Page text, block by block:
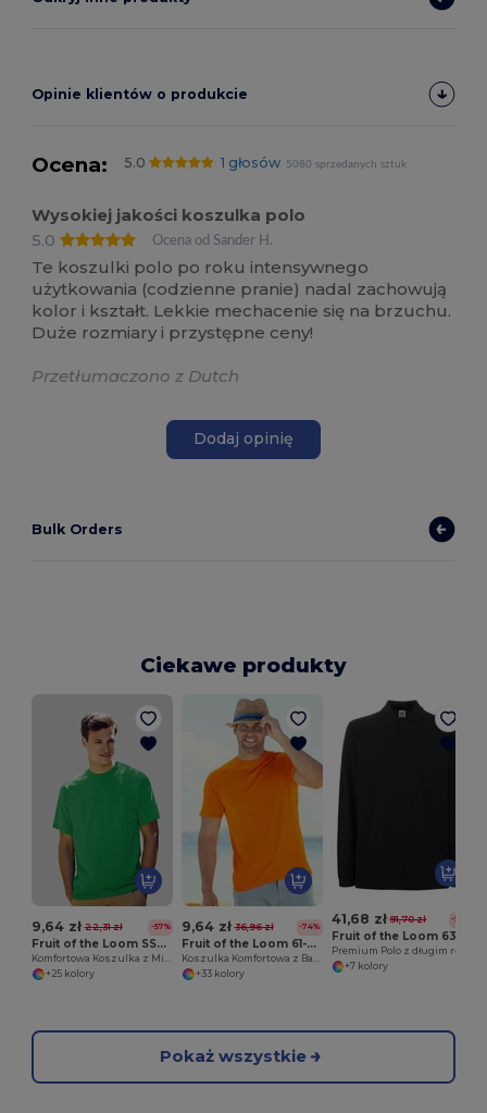
Opinie klientów o produkcie
Ocena: 5.0 1 głosów 5080 sprzedanych sztuk
Wysokiej jakości koszulka polo
5.0
Ocena od Sander H.
Te koszulki polo po roku intensywnego
użytkowania (codzienne pranie) nadal zachowują
kolor i kształt. Lekkie mechacenie się na brzuchu.
Duże rozmiary i przystępne ceny!
Przetłumaczono z Dutch
Dodaj opinię
Bulk Orders
Ciekawe produkty
9,64 zł 22,31 zł -57%
Fruit of the Loom SS030
+25 kolory
9,64 zł 36,96 zł -74%
Fruit of the Loom 61-036-0
+33 kolory
41,68 zł 91,70 zł -55%
+7 kolory
Pokaż wszystkie